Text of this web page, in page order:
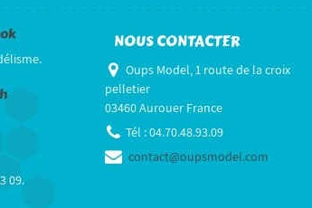
09.
NOUS CONTACTER
Oups Model, 1 route de la croix
pelletier
03460 Aurouer France
Tél :04.70.48.93.09
contact@oupsmodel.com